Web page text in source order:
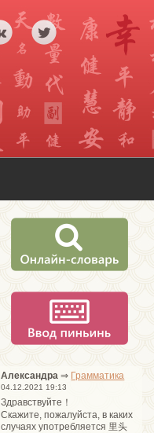
Александра ⇒ Грамматика
04.12.2021 19:13
Здравствуйте！
Cкажите, пожалуйста, в каких
случаях употребляется 里头